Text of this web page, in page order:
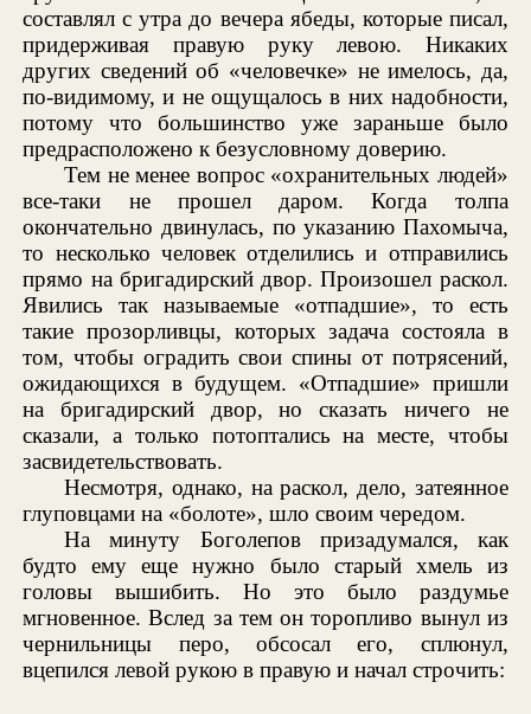
составлял с утра до вечера ябеды, которые писал,
придерживая правую руку левою. Никаких
других сведений об «человечке» не имелось, да,
по-видимому, и не ощущалось в них надобности,
потому что большинство уже зараньше было
предрасположено к безусловному доверию.
Тем не менее вопрос «охранительных людей»
все-таки не прошел даром. Когда толпа
окончательно двинулась, по указанию Пахомыча,
то несколько человек отделились и отправились
прямо на бригадирский двор. Произошел раскол.
Явились так называемые «отпадшие», то есть
такие прозорливцы, которых задача состояла в
том, чтобы оградить свои спины от потрясений,
ожидающихся в будущем. «Отпадшие» пришли
на бригадирский двор, но сказать ничего не
сказали, а только потоптались на месте, чтобы
засвидетельствовать.
Несмотря, однако, на раскол, дело, затеянное
глуповцами на «болоте», шло своим чередом.
На минуту Боголепов призадумался, как
будто ему еще нужно было старый хмель из
головы вышибить. Но это было раздумье
мгновенное. Вслед за тем он торопливо вынул из
чернильницы перо, обсосал его, сплюнул,
вцепился левой рукою в правую и начал строчить: